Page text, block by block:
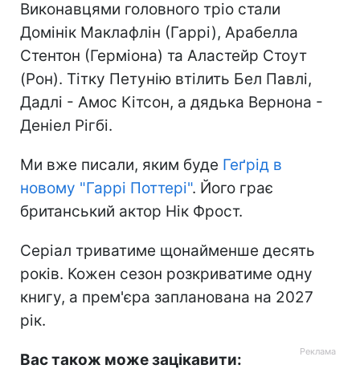
Виконавцями головного тріо стали
Домінік Маклафлін (Гаррі), Арабелла
Стентон (Герміона) та Аластейр Стоут
(Рон). Тітку Петунію втілить Бел Павлі,
Дадлі - Амос Кітсон, а дядька Вернона -
Деніел Рігбі.
Ми вже писали, яким буде Геґрід в
новому "Гаррі Поттері". Його грає
британський актор Нік Фрост.
Серіал триватиме щонайменше десять
років. Кожен сезон розкриватиме одну
книгу, а прем'єра запланована на 2027
рік.
Вас також може зацікавити: